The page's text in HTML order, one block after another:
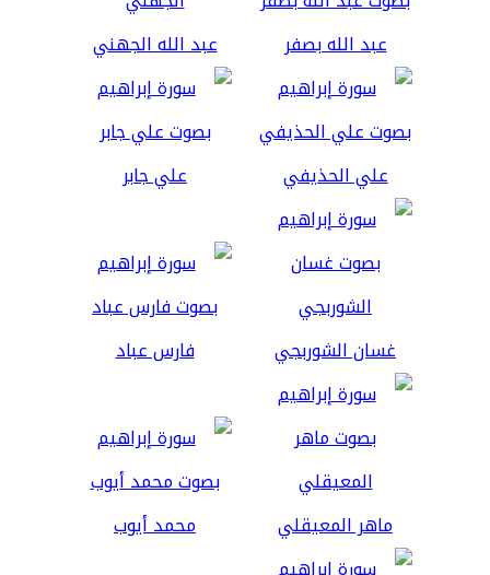
عبد الله بصفر عبد الله الجهني
علي الحذيفي علي جابر
غسان الشوربجي فارس عباد
ماهر المعيقلي محمد أيوب